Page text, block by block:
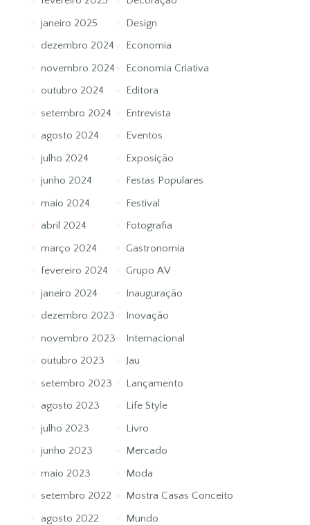
janeiro 2025
dezembro 2024
novembro 2024
outubro 2024
setembro 2024
agosto 2024
julho 2024
junho 2024
maio 2024
abril 2024
março 2024
fevereiro 2024
janeiro 2024
dezembro 2023
novembro 2023
outubro 2023
setembro 2023
agosto 2023
julho 2023
junho 2023
maio 2023
setembro 2022
agosto 2022
Design
Economia
Economia Criativa
Editora
Entrevista
Eventos
Exposição
Festas Populares
Festival
Fotografia
Gastronomia
Grupo AV
Inauguração
Inovação
Internacional
Jau
Lançamento
Life Style
Livro
Mercado
Moda
Mostra Casas Conceito
Mundo